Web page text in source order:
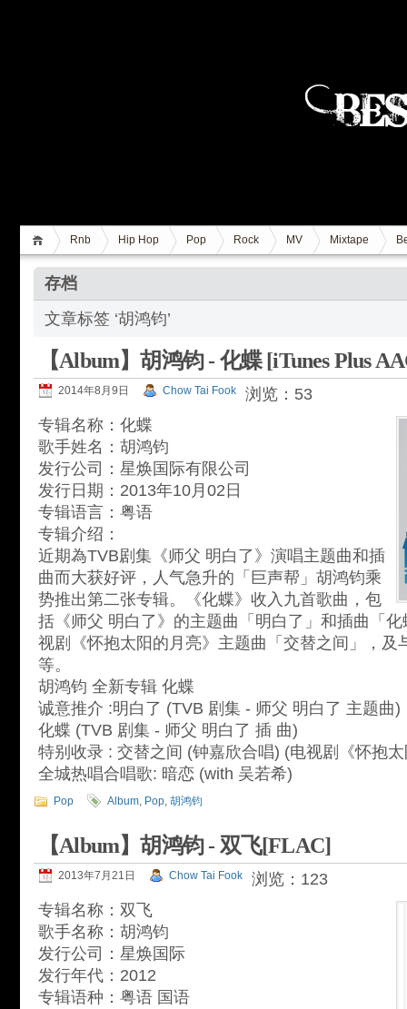
Rnb Hip Hop Pop Rock MV Mixtape
存档
文章标签 ‘胡鸿钧’
【Album】胡鸿钧 - 化蝶 [iTunes Plus
2014年8月9日 Chow Tai Fook
浏览：53
专辑名称：化蝶
歌手姓名：胡鸿钧
发行公司：星焕国际有限公司
发行日期：2013年10月02日
专辑语言：粤语
专辑介绍：
近期為TVB剧集《师父 明白了》演唱主题曲和插
曲而大获好评，人气急升的「巨声帮」胡鸿钧乘
势推出第二张专辑。《化蝶》收入九首歌曲，包
括《师父 明白了》的主题曲「明白了」和插曲「
视剧《怀抱太阳的月亮》主题曲「交替之间」，及
等。
胡鸿钧 全新专辑 化蝶
诚意推介 :明白了 (TVB 剧集 - 师父 明白了 主题曲)
化蝶 (TVB 剧集 - 师父 明白了 插 曲)
特别收录 : 交替之间 (钟嘉欣合唱) (电视剧《怀抱
全城热唱合唱歌: 暗恋 (with 吴若希)
Pop Album, Pop, 胡鸿钧
【Album】胡鸿钧 - 双飞[FLAC]
2013年7月21日 Chow Tai Fook
浏览：123
专辑名称：双飞
歌手名称：胡鸿钧
发行公司：星焕国际
发行年代：2012
专辑语种：粤语 国语